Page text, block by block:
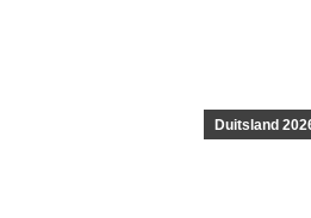
Duitsland